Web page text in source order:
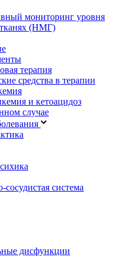
мониторинг уровня
тканях (НМГ)
терапия
средства в терапии
и кетоацидоз
случае
сосудистая система
дисфункции